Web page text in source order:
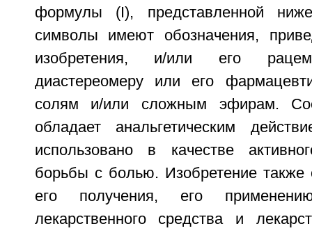
формулы (I), представленной
символы имеют обозначения,
изобретения, и/или его
диастереомеру или его
солям и/или сложным эфирам.
обладает анальгетическим
использовано в качестве
борьбы с болью. Изобретение также
его получения, его
лекарственного средства и